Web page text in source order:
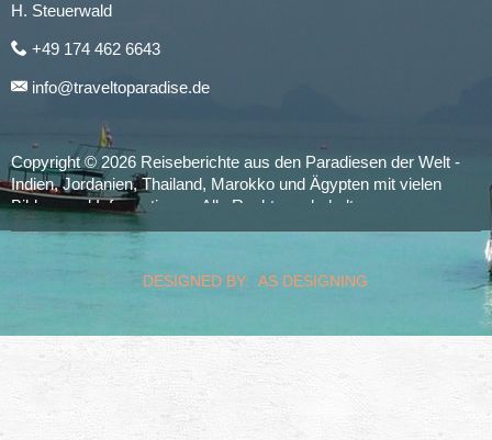
H. Steuerwald
+49 174 462 6643
info@traveltoparadise.de
Copyright © 2026 Reiseberichte aus den Paradiesen der Welt -
Indien, Jordanien, Thailand, Marokko und Ägypten mit vielen
Bildern und Informationen. Alle Rechte vorbehalten.
realized byComputerservice SteuerwaldWülfershausen
DESIGNED BY: AS DESIGNING